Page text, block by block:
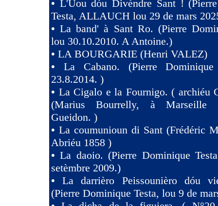
• L'Uou dóu Divèndre Sant !
Testa, ALLAUCH lou 29 de mars
•La band' à Sant Ro. (Pierre
lou 30.10.2010. A Antoine.)
• LA BOURGARIE (Henri VALEZ)
• La Cabano. (Pierre
23.8.2014. )
• La Cigalo e la Fournigo. ( archiéu
(Marius Bourrelly, à Marseille
Gueidon. )
• La coumunioun di Sant (Frédéric
Abriéu 1858 )
•La daoio. (Pierre Dominique
setèmbre 2009.)
•La darrièro Peissounièro dóu
(Pierre Dominique Testa, lou 9 de